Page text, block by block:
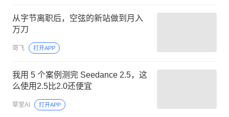
从字节离职后，空弦的新站做到月入
万刀
哥飞 打开APP
我用 5 个案例测完 Seedance 2.5，这
么使用2.5比2.0还便宜
草堂AI 打开APP